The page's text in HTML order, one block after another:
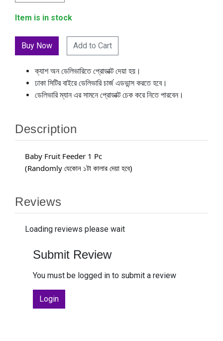
Item is in stock
Add to Cart
ক্যাশ অন ডেলিভারিতে প্রোডাক্ট দেয়া হয়।
ঢাকা সিটির বাইরে ডেলিভারি চার্জ এডভান্স করতে হবে।
ডেলিভারি ম্যান এর সামনে প্রোডাক্ট চেক করে নিতে পারবেন।
Description
Baby Fruit Feeder 1 Pc
(Randomly যেকোন ১টা কালার দেয়া হবে)
Reviews
Loading reviews please wait
Submit Review
You must be logged in to submit a review
Login